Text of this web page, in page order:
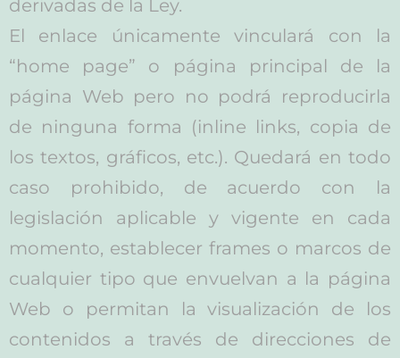
derivadas de la Ley.
El enlace únicamente vinculará con la
“home page” o página principal de la
página Web pero no podrá reproducirla
de ninguna forma (inline links, copia de
los textos, gráficos, etc.). Quedará en todo
caso prohibido, de acuerdo con la
legislación aplicable y vigente en cada
momento, establecer frames o marcos de
cualquier tipo que envuelvan a la página
Web o permitan la visualización de los
contenidos a través de direcciones de